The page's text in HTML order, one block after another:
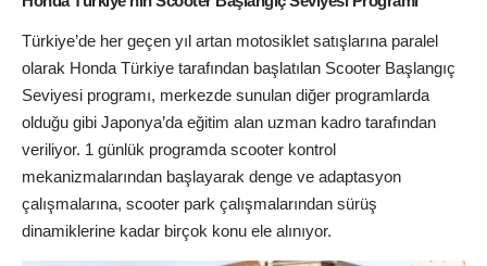
Türkiye’de her geçen yıl artan motosiklet satışlarına paralel
olarak Honda Türkiye tarafından başlatılan Scooter Başlangıç
Seviyesi programı, merkezde sunulan diğer programlarda
olduğu gibi Japonya’da eğitim alan uzman kadro tarafından
veriliyor. 1 günlük programda scooter kontrol
mekanizmalarından başlayarak denge ve adaptasyon
çalışmalarına, scooter park çalışmalarından sürüş
dinamiklerine kadar birçok konu ele alınıyor.